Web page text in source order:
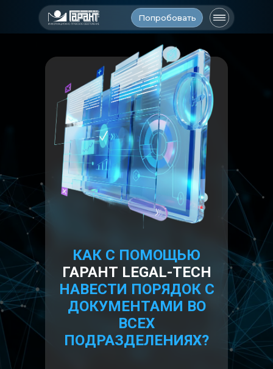
Попробовать
КАК С ПОМОЩЬЮ
ГАРАНТ LEGAL-TECH
НАВЕСТИ ПОРЯДОК С
ДОКУМЕНТАМИ ВО
ВСЕХ
ПОДРАЗДЕЛЕНИЯХ?